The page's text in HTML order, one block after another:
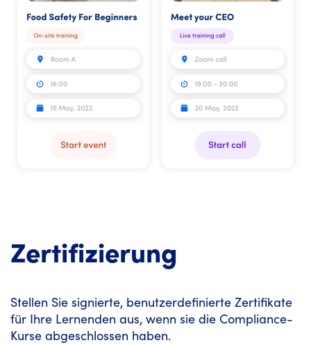
Zertifizierung
Stellen Sie signierte, benutzerdefinierte Zertifikate
für Ihre Lernenden aus, wenn sie die Compliance-
Kurse abgeschlossen haben.